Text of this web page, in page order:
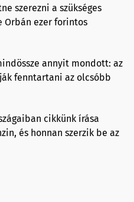
szerezni a szükséges
Orbán ezer forintos
annyit mondott: az
fenntartani az olcsóbb
cikkünk írása
és honnan szerzik be az